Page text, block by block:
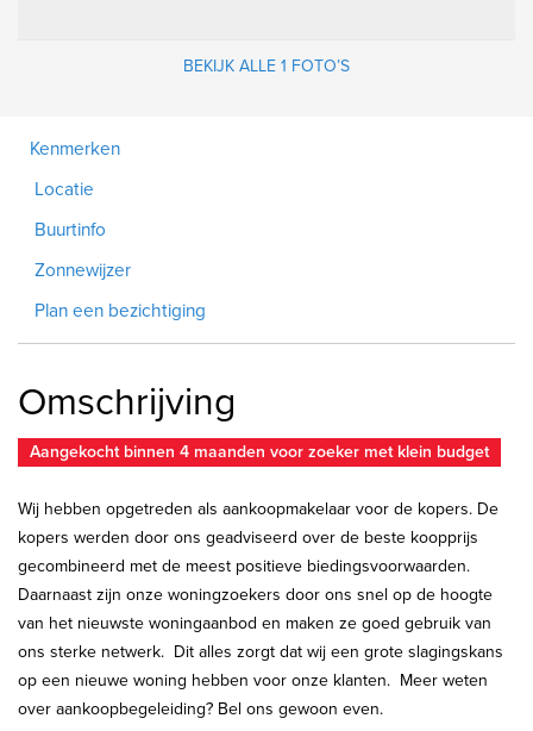
BEKIJK ALLE 1 FOTO’S
Kenmerken
Locatie
Buurtinfo
Zonnewijzer
Plan een bezichtiging
Omschrijving
Aangekocht binnen 4 maanden voor zoeker met klein budget
Wij hebben opgetreden als aankoopmakelaar voor de kopers. De
kopers werden door ons geadviseerd over de beste koopprijs
gecombineerd met de meest positieve biedingsvoorwaarden.
Daarnaast zijn onze woningzoekers door ons snel op de hoogte
van het nieuwste woningaanbod en maken ze goed gebruik van
ons sterke netwerk. Dit alles zorgt dat wij een grote slagingskans
op een nieuwe woning hebben voor onze klanten. Meer weten
over aankoopbegeleiding? Bel ons gewoon even.